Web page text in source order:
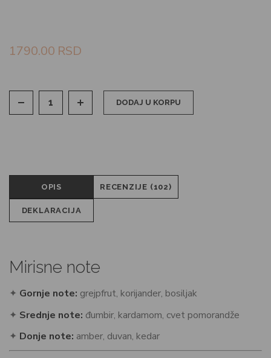
1790.00 RSD
DODAJ U KORPU
OPIS RECENZIJE (102)
DEKLARACIJA
Mirisne note
✦ Gornje note: grejpfrut, korijander, bosiljak
✦ Srednje note: đumbir, kardamom, cvet pomorandže
✦ Donje note: amber, duvan, kedar